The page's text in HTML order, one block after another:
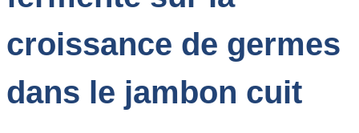
croissance de germes
dans le jambon cuit